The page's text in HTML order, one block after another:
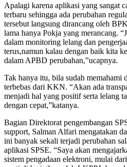
Apalagi karena aplikasi yang sangat
terbaru sehingga ada perubahan
tersebut langsung dirancang oleh
lama hanya Pokja yang merancang.
dalam monitoring lelang dan
terus,namun kalau dengan baik kita
dalam APBD perubahan,”ucapnya.
Tak hanya itu, bila sudah memahami
terbebas dari KKN. “Akan ada
menjadi hal yang positif serta lelang
dengan cepat,”katanya.
Bagian Direktorat pengembangan
support, Salman Alfari mengatakan
ini banyak sekali terjadi perubahan
aplikasi SPSE. “Saya akan
sistem pengadaan elektroni, mulai